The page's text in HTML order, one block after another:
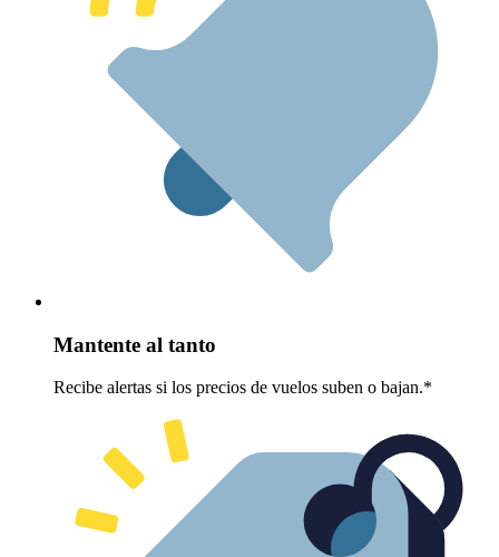
Mantente al tanto
Recibe alertas si los precios de vuelos suben o bajan.*